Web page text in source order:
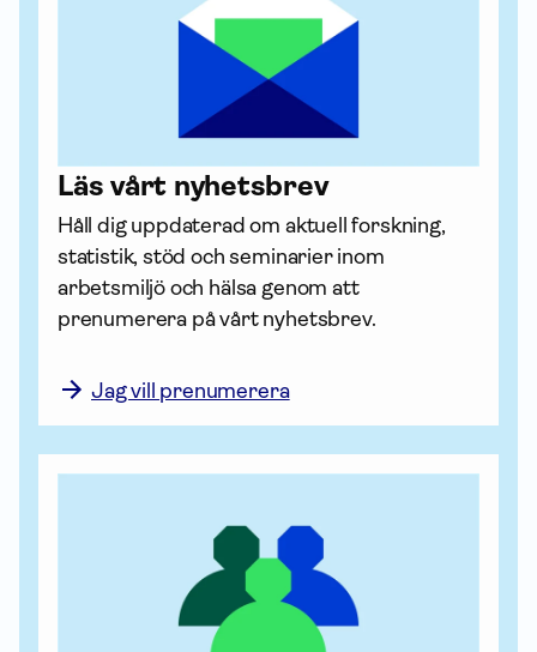
Läs vårt nyhetsbrev
Håll dig uppdaterad om aktuell forskning,
statistik, stöd och seminarier inom
arbetsmiljö och hälsa genom att
prenumerera på vårt nyhetsbrev.
Jag vill prenumerera